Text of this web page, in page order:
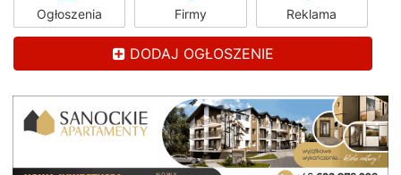
Ogłoszenia Firmy Reklama
DODAJ OGŁOSZENIE